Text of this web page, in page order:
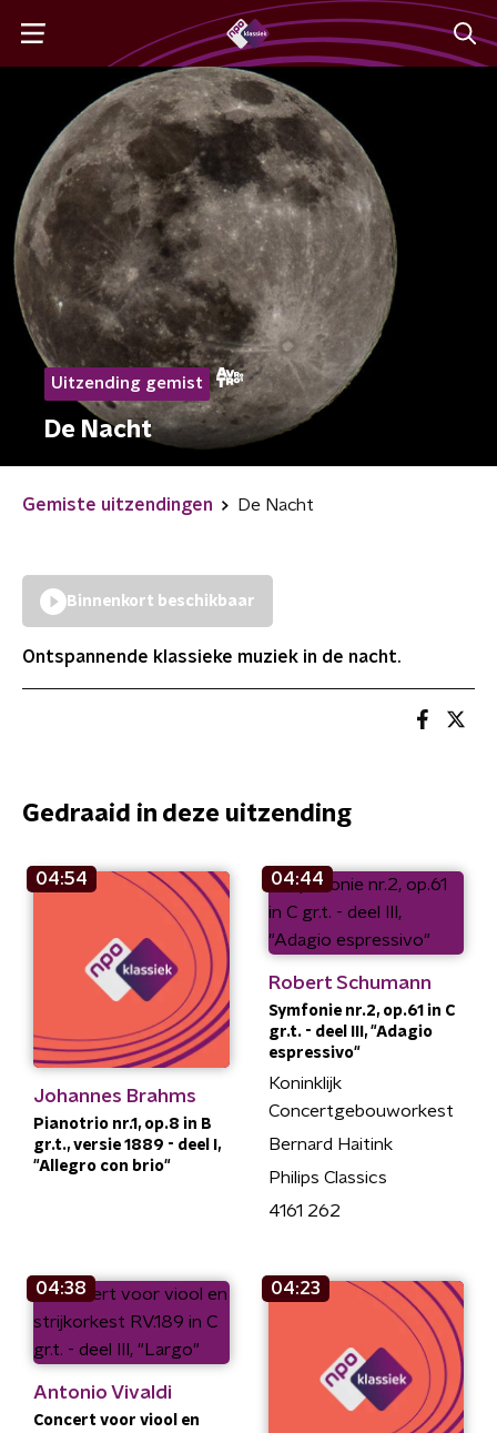
Uitzending gemist
De Nacht
Gemiste uitzendingen De Nacht
Binnenkort beschikbaar
Ontspannende klassieke muziek in de nacht.
Gedraaid in deze uitzending
04:54
Johannes Brahms
Pianotrio nr.1, op.8 in B
gr.t., versie 1889 - deel I,
"Allegro con brio"
04:44
Robert Schumann
Symfonie nr.2, op.61 in C
gr.t. - deel III, "Adagio
espressivo"
Koninklijk
Concertgebouworkest
Bernard Haitink
Philips Classics
4161 262
04:38
Antonio Vivaldi
Concert voor viool en
04:23